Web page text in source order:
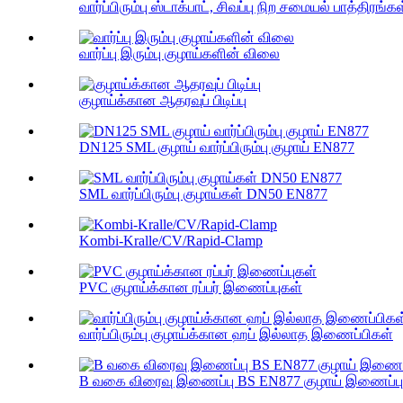
வார்ப்பிரும்பு ஸ்டாக்பாட், சிவப்பு நிற சமையல்
வார்ப்பு இரும்பு குழாய்களின் விலை
குழாய்க்கான ஆதரவுப் பிடிப்பு
DN125 SML குழாய் வார்ப்பிரும்பு குழாய் EN877
SML வார்ப்பிரும்பு குழாய்கள் DN50 EN877
Kombi-Kralle/CV/Rapid-Clamp
PVC குழாய்க்கான ரப்பர் இணைப்புகள்
வார்ப்பிரும்பு குழாய்க்கான ஹப் இல்லாத இணைப்பிகள்
B வகை விரைவு இணைப்பு BS EN877 குழாய் இணைப்பு